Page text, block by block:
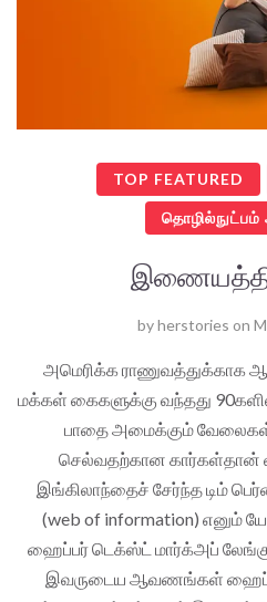
TOP FEATURED
byherstories on
அமெரிக்க ராணுவத்துக்காக
மக்கள் கைகளுக்கு வந்தது
பாதை அமைக்கும்
செல்வதற்கான
இங்கிலாந்தைச் சேர்ந்த டிம்
(web of information)
ஹைப்பர் டெக்ஸ்ட் மார்க்அப்
இவருடைய ஆவணங்கள்